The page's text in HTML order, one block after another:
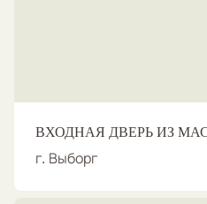
ВХОДНАЯ ДВЕРЬ ИЗ
г. Выборг